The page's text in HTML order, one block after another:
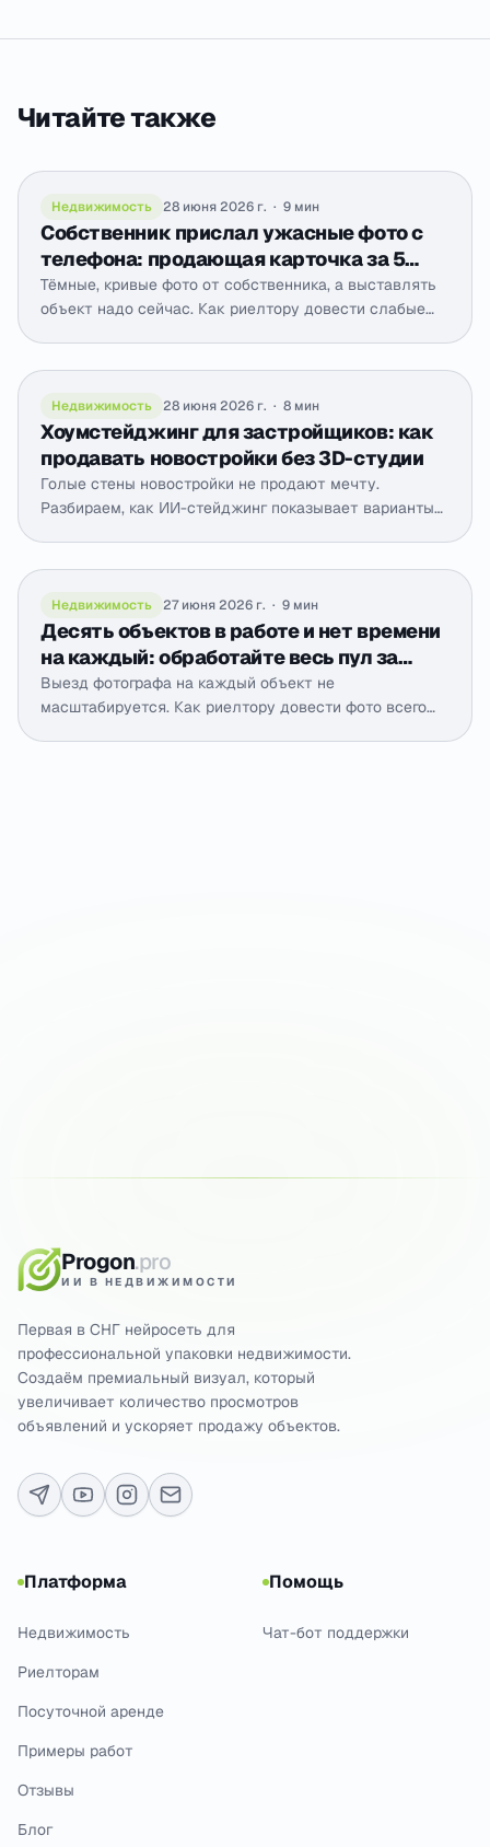
Читайте также
Недвижимость 28 июня 2026 г. · 9 мин
Собственник прислал ужасные фото с
телефона: продающая карточка за 5
минут
Тёмные, кривые фото от собственника, а выставлять
объект надо сейчас. Как риелтору довести слабые
Недвижимость 28 июня 2026 г. · 8 мин
Хоумстейджинг для застройщиков: как
продавать новостройки без 3D-студии
Голые стены новостройки не продают мечту.
Разбираем, как ИИ-стейджинг показывает варианты
Недвижимость 27 июня 2026 г. · 9 мин
Десять объектов в работе и нет времени
на каждый: обработайте весь пул за
вечер
Выезд фотографа на каждый объект не
масштабируется. Как риелтору довести фото всего
Progon.pro
ИИ В НЕДВИЖИМОСТИ
Первая в СНГ нейросеть для
профессиональной упаковки недвижимости.
Создаём премиальный визуал, который
увеличивает количество просмотров
объявлений и ускоряет продажу объектов.
Платформа
Недвижимость
Риелторам
Посуточной аренде
Примеры работ
Отзывы
Блог
Помощь
Чат-бот поддержки